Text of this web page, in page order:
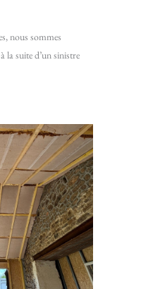
nous sommes
la suite d’un sinistre